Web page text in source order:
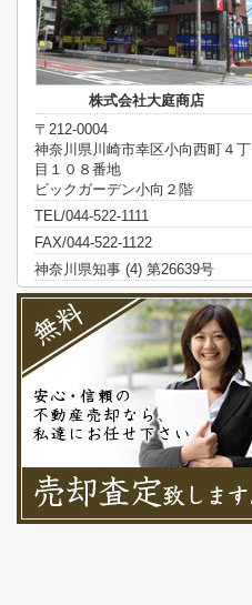
株式会社大庭商店
〒212-0004
神奈川県川崎市幸区小向西町４丁
目１０８番地
ビックガーデン小向２階
TEL/044-522-1111
FAX/044-522-1122
神奈川県知事 (4) 第26639号